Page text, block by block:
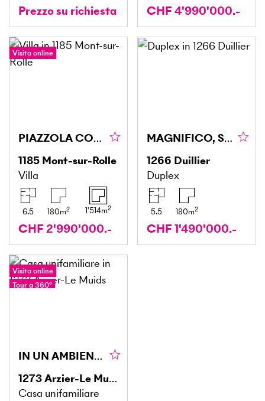
Prezzo su richiesta CHF 4'990'000.-
Visita online
PIAZZOLA CON SPLENDIDA VISTA E PISCINA
1185 Mont-sur-Rolle
Villa
6.5 180m2 1'514m2
CHF 2'990'000.-
MAGNIFICO, SPAZIOSO, RINNOVATO CON VISTA LIBERA
1266 Duillier
Duplex
5.5 180m2
CHF 1'490'000.-
Visita online
Tour a 360°
IN UN AMBIENTE TRANQUILLO CON VISTA SUL LAGO
1273Arzier-Le Muids
Casa unifamiliare